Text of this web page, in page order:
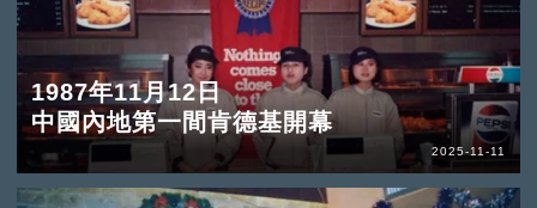
1987年11月12日
中國內地第一間肯德基開幕
2025-11-11